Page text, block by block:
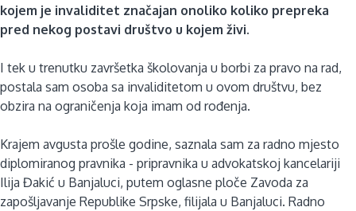
kojem je invaliditet značajan onoliko koliko prepreka
pred nekog postavi društvo u kojem živi.
I tek u trenutku završetka školovanja u borbi za pravo na rad,
postala sam osoba sa invaliditetom u ovom društvu, bez
obzira na ograničenja koja imam od rođenja.
Krajem avgusta prošle godine, saznala sam za radno mjesto
diplomiranog pravnika - pripravnika u advokatskoj kancelariji
Ilija Đakić u Banjaluci, putem oglasne ploče Zavoda za
zapošljavanje Republike Srpske, filijala u Banjaluci. Radno